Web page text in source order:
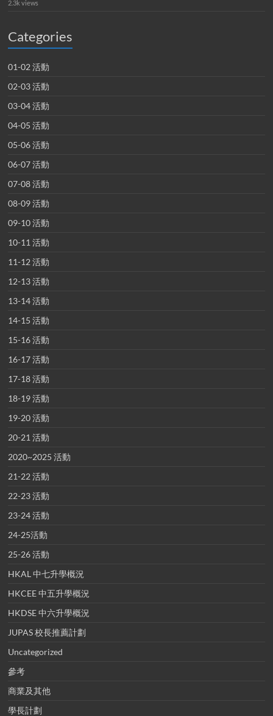
2.3k views
Categories
01-02 活動
02-03 活動
03-04 活動
04-05 活動
05-06 活動
06-07 活動
07-08 活動
08-09 活動
09-10 活動
10-11 活動
11-12 活動
12-13 活動
13-14 活動
14-15 活動
15-16 活動
16-17 活動
17-18 活動
18-19 活動
19-20 活動
20-21 活動
2020~2025 活動
21-22 活動
22-23 活動
23-24 活動
24-25活動
25-26 活動
HKAL 中七升學概況
HKCEE 中五升學概況
HKDSE 中六升學概況
JUPAS 校長推薦計劃
Uncategorized
參考
商業及其他
學長計劃